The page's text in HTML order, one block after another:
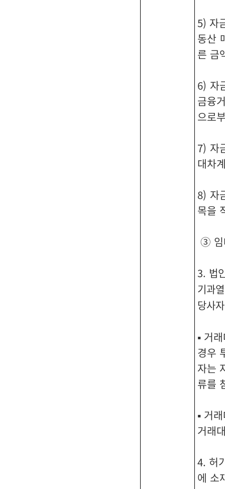
5) 자
동산
른 금
6) 자
금융
으로
7) 자
대차
8) 자
목을
③ 임
3. 법
기과
당사
▪ 거
경우
자는
류를
▪ 거
거래
4. 허
에 소